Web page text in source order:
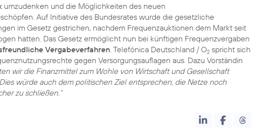
umzudenken und die Möglichkeiten des neuen
Auf Initiative des Bundesrates wurde die gesetzliche
im Gesetz gestrichen, nachdem Frequenzauktionen dem Markt seit
hatten. Das Gesetz ermöglicht nun bei künftigen Frequenzvergaben
Vergabeverfahren . Telefónica Deutschland / O2 spricht sich
gegen Versorgungsauflagen aus. Dazu Vorständin
wir die Finanzmittel zum Wohle von Wirtschaft und Gesellschaft
würde auch dem politischen Ziel entsprechen, die Netze noch
zu schließen.“